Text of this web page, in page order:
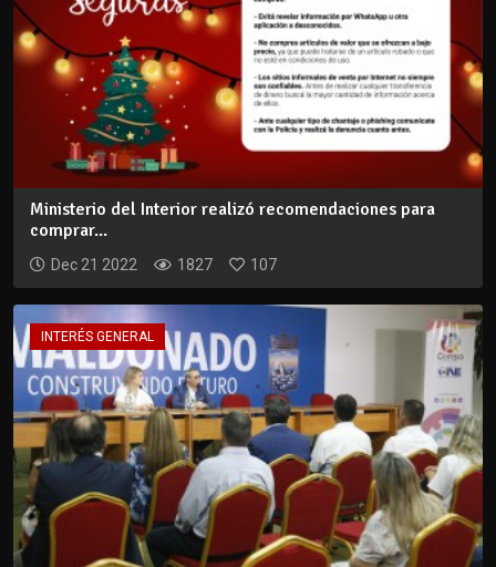
Ministerio del Interior realizó recomendaciones para
comprar...
Dec 21 2022 1827 107
INTERÉS GENERAL